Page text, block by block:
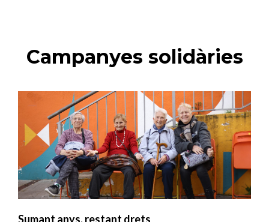
Campanyes solidàries
Sumant anys, restant drets